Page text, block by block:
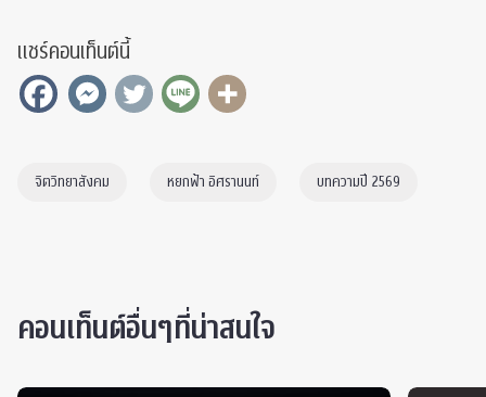
แชร์คอนเท็นต์นี้
จิตวิทยาสังคม หยกฟ้า อิศรานนท์ บทความปี 2569
คอนเท็นต์อื่นๆที่น่าสนใจ